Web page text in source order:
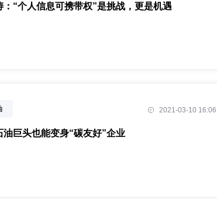
：“个人信息可携带权”是挑战，更是机遇
2021-03-10 16:06
油巨头也能变身“碳友好”企业